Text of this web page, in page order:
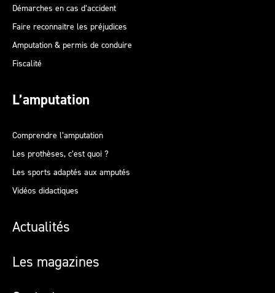
Démarches en cas d’accident
Faire reconnaitre les préjudices
Amputation & permis de conduire
Fiscalité
L’amputation
Comprendre l’amputation
Les prothèses, c’est quoi ?
Les sports adaptés aux amputés
Vidéos didactiques
Actualités
Les magazines